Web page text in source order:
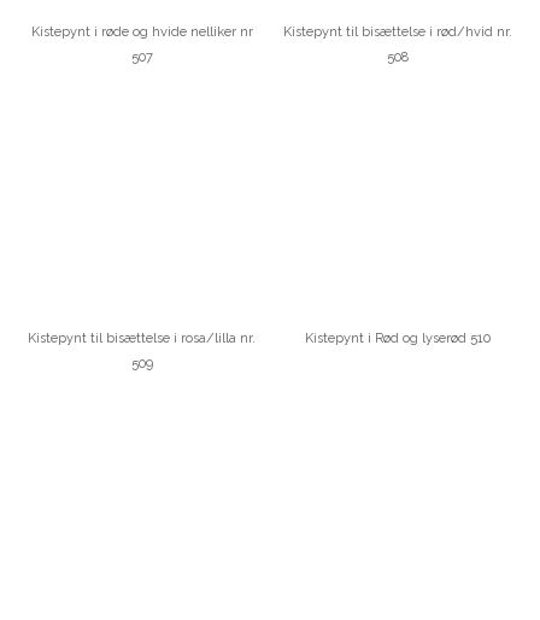
Kistepynt i røde og hvide nelliker nr
507
Kistepynt til bisættelse i rød/hvid nr.
508
Kistepynt til bisættelse i rosa/lilla nr.
509
Kistepynt i Rød og lyserød 510